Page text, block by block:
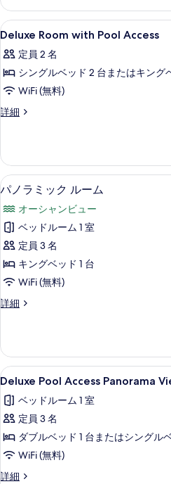
の
写
真
を
表
す
の
詳
細
Deluxe
Room
with
Pool
Access
の
て
の
真
を
表
示
す
る
7
Deluxe Room with Pool Access
定員 2 名
シングルベッド 2 台またはキング
WiFi (無料)
詳細
Deluxe
Access
の
詳
パ
ラ
ミ
ッ
ク
ー
の
す
べ
て
の
写
真
を
9
パノラミック ルーム
オーシャンビュー
ベッドルーム 1 室
定員 3 名
キングベッド 1 台
WiFi (無料)
詳細
パ
ッ
ク
ル
ム
の
細
Deluxe
Pool
Access
Panorama
View
の
す
8
Deluxe Pool Access Panorama
ベッドルーム 1 室
定員 3 名
ダブルベッド 1 台またはシングル
WiFi (無料)
詳細
Deluxe